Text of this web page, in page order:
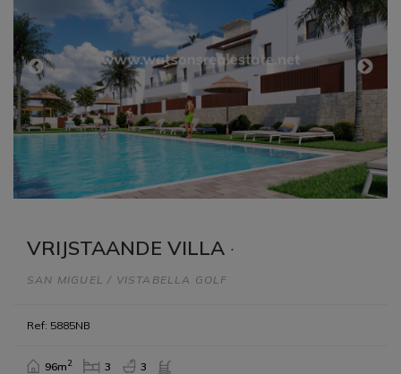
VRIJSTAANDE VILLA ·
SAN MIGUEL / VISTABELLA GOLF
Ref: 5885NB
96m2 3 3